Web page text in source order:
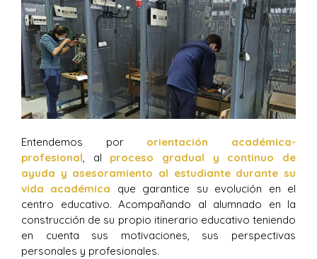
Entendemos por orientación académica-
profesional, al proceso gradual y continuo de
ayuda y asesoramiento al estudiante durante su
vida académica que garantice su evolución en el
centro educativo. Acompañando al alumnado en la
construcción de su propio itinerario educativo teniendo
en cuenta sus motivaciones, sus perspectivas
personales y profesionales.